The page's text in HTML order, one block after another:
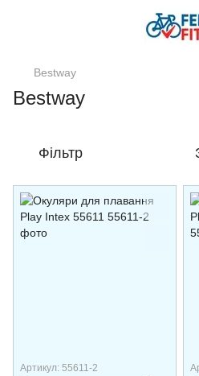
Bestway
Bestway
Фільтр
Артикул: 55611-2